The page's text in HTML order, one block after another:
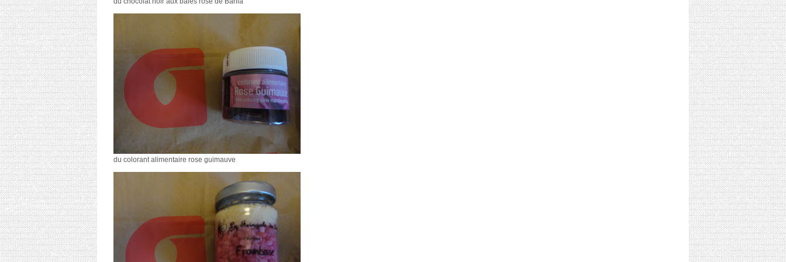
du colorant alimentaire rose guimauve